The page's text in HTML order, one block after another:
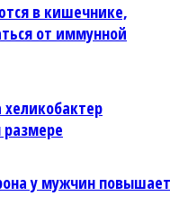
в кишечнике,
от иммунной
у мужчин повышает